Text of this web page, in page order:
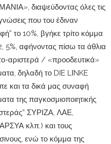
διαψεύδοντας όλες τις
που του έδιναν
το 10%, βγήκε τρίτο κόμμα
5%, αφήνοντας πίσω τα άθλια
αριστερά / «προοδευτικά»
δηλαδή το DIE LΙNKE
και τα δικά μας συναφή
της παγκοσμιοποιητικής
ΣΥΡΙΖΑ, ΛΑΕ,
κλπ.) και τους
ενώ το κόμμα της